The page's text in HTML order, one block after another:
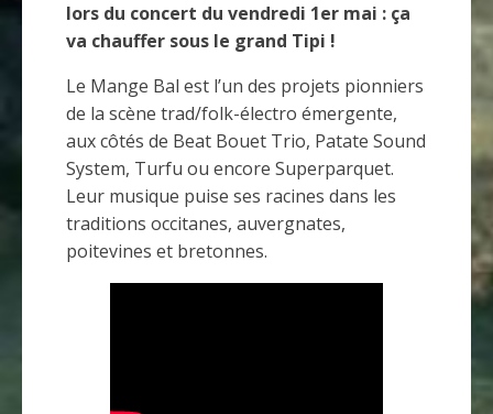
lors du concert du vendredi 1er mai : ça
va chauffer sous le grand Tipi !
Le Mange Bal est l’un des projets pionniers
de la scène trad/folk-électro émergente,
aux côtés de Beat Bouet Trio, Patate Sound
System, Turfu ou encore Superparquet.
Leur musique puise ses racines dans les
traditions occitanes, auvergnates,
poitevines et bretonnes.